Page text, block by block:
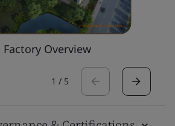
Factory Overview
1 / 5